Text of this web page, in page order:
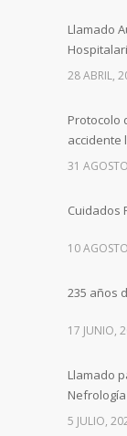
Llamado
28 ABRIL,
Protocolo
accidente
31
Cuidados
10
235 años
17 JUNIO,
Llamado
5 JULIO,